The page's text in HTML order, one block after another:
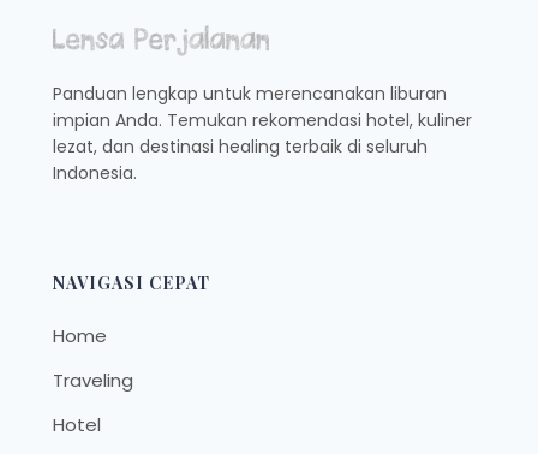
Panduan lengkap untuk merencanakan liburan
impian Anda. Temukan rekomendasi hotel, kuliner
lezat, dan destinasi healing terbaik di seluruh
Indonesia.
NAVIGASI CEPAT
Home
Traveling
Hotel